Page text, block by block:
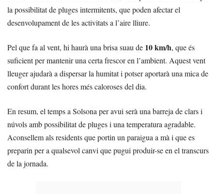
la possibilitat de pluges intermitents, que poden afectar el
desenvolupament de les activitats a l’aire lliure.
Pel que fa al vent, hi haurà una brisa suau de 10 km/h, que és
suficient per mantenir una certa frescor en l’ambient. Aquest vent
lleuger ajudarà a dispersar la humitat i potser aportarà una mica de
confort durant les hores més caloroses del dia.
En resum, el temps a Solsona per avui serà una barreja de clars i
núvols amb possibilitat de pluges i una temperatura agradable.
Aconsellem als residents que portin un paraigua a mà i que es
preparin per a qualsevol canvi que pugui produir-se en el transcurs
de la jornada.